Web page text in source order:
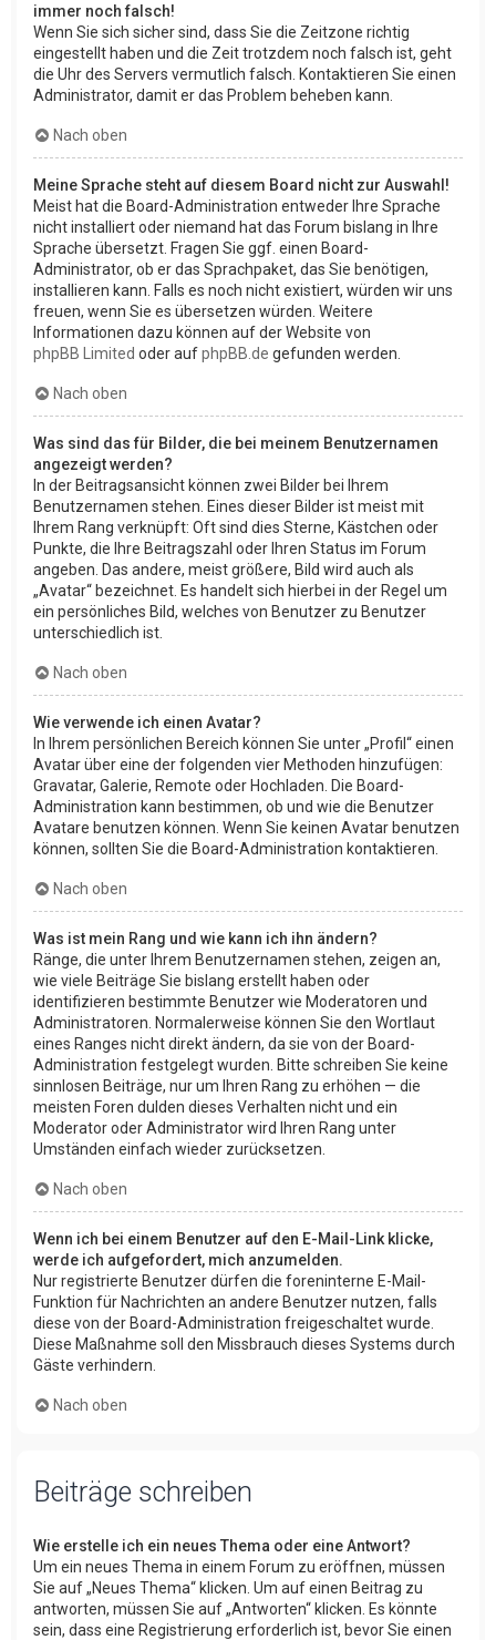
immer noch falsch!
Wenn Sie sich sicher sind, dass Sie die Zeitzone richtig
eingestellt haben und die Zeit trotzdem noch falsch ist, geht
die Uhr des Servers vermutlich falsch. Kontaktieren Sie einen
Administrator, damit er das Problem beheben kann.
Nach oben
Meine Sprache steht auf diesem Board nicht zur Auswahl!
Meist hat die Board-Administration entweder Ihre Sprache
nicht installiert oder niemand hat das Forum bislang in Ihre
Sprache übersetzt. Fragen Sie ggf. einen Board-
Administrator, ob er das Sprachpaket, das Sie benötigen,
installieren kann. Falls es noch nicht existiert, würden wir uns
freuen, wenn Sie es übersetzen würden. Weitere
Informationen dazu können auf der Website von
phpBB Limited oder aufphpBB.de gefunden werden.
Nach oben
Was sind das für Bilder, die bei meinem Benutzernamen
angezeigt werden?
In der Beitragsansicht können zwei Bilder bei Ihrem
Benutzernamen stehen. Eines dieser Bilder ist meist mit
Ihrem Rang verknüpft: Oft sind dies Sterne, Kästchen oder
Punkte, die Ihre Beitragszahl oder Ihren Status im Forum
angeben. Das andere, meist größere, Bild wird auch als
„Avatar“ bezeichnet. Es handelt sich hierbei in der Regel um
ein persönliches Bild, welches von Benutzer zu Benutzer
unterschiedlich ist.
Nach oben
Wie verwende ich einen Avatar?
In Ihrem persönlichen Bereich können Sie unter „Profil“ einen
Avatar über eine der folgenden vier Methoden hinzufügen:
Gravatar, Galerie, Remote oder Hochladen. Die Board-
Administration kann bestimmen, ob und wie die Benutzer
Avatare benutzen können. Wenn Sie keinen Avatar benutzen
können, sollten Sie die Board-Administration kontaktieren.
Nach oben
Was ist mein Rang und wie kann ich ihn ändern?
Ränge, die unter Ihrem Benutzernamen stehen, zeigen an,
wie viele Beiträge Sie bislang erstellt haben oder
identifizieren bestimmte Benutzer wie Moderatoren und
Administratoren. Normalerweise können Sie den Wortlaut
eines Ranges nicht direkt ändern, da sie von der Board-
Administration festgelegt wurden. Bitte schreiben Sie keine
sinnlosen Beiträge, nur um Ihren Rang zu erhöhen — die
meisten Foren dulden dieses Verhalten nicht und ein
Moderator oder Administrator wird Ihren Rang unter
Umständen einfach wieder zurücksetzen.
Nach oben
Wenn ich bei einem Benutzer auf den E-Mail-Link klicke,
werde ich aufgefordert, mich anzumelden.
Nur registrierte Benutzer dürfen die foreninterne E-Mail-
Funktion für Nachrichten an andere Benutzer nutzen, falls
diese von der Board-Administration freigeschaltet wurde.
Diese Maßnahme soll den Missbrauch dieses Systems durch
Gäste verhindern.
Nach oben
Beiträge schreiben
Wie erstelle ich ein neues Thema oder eine Antwort?
Um ein neues Thema in einem Forum zu eröffnen, müssen
Sie auf „Neues Thema“ klicken. Um auf einen Beitrag zu
antworten, müssen Sie auf „Antworten“ klicken. Es könnte
sein, dass eine Registrierung erforderlich ist, bevor Sie einen